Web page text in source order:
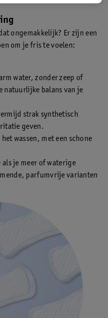
ongemakkelijk? Er zijn een
om je fris te voelen:
water, zonder zeep of
natuurlijke balans van je
strak synthetisch
geven.
wassen, met een schone
als je meer of waterige
parfumvrije varianten